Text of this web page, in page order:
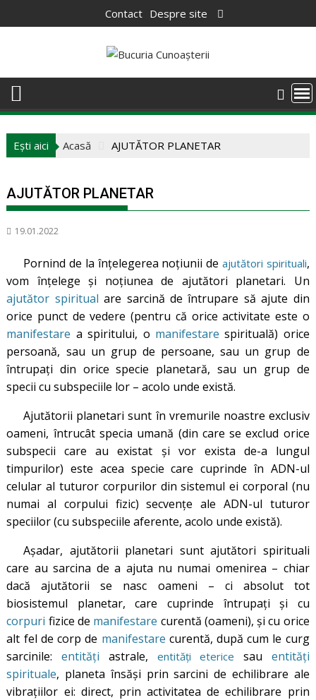
to
Contact Despre site
Ești aici Acasă AJUTĂTOR PLANETAR
AJUTĂTOR PLANETAR
19.01.2022
Pornind de la înțelegerea noțiunii de ajutători spirituali,
vom înțelege și noțiunea de ajutători planetari. Un
ajutător spiritual are sarcină de întrupare să ajute din
orice punct de vedere (pentru că orice activitate este o
manifestare a spiritului, o manifestare spirituală) orice
persoană, sau un grup de persoane, sau un grup de
întrupați din orice specie planetară, sau un grup de
specii cu subspeciile lor – acolo unde există.
Ajutătorii planetari sunt în vremurile noastre exclusiv
oameni, întrucât specia umană (din care se exclud orice
subspecii care au existat și vor exista de-a lungul
timpurilor) este acea specie care cuprinde în ADN-ul
celular al tuturor corpurilor din sistemul ei corporal (nu
numai al corpului fizic) secvențe ale ADN-ul tuturor
speciilor (cu subspeciile aferente, acolo unde există).
Așadar, ajutătorii planetari sunt ajutători spirituali
care au sarcina de a ajuta nu numai omenirea – chiar
dacă ajutătorii se nasc oameni – ci absolut tot
biosistemul planetar, care cuprinde întrupați și cu
corpuri fizice de manifestare curentă (oameni), și cu orice
alt fel de corp de manifestare curentă, după cum le curg
sarcinile:entități astrale, entități eterice sau entități
spirituale, planeta însăși prin sarcini de echilibrare ale
vibrațiilor ei: direct, prin activitatea de echilibrare prin